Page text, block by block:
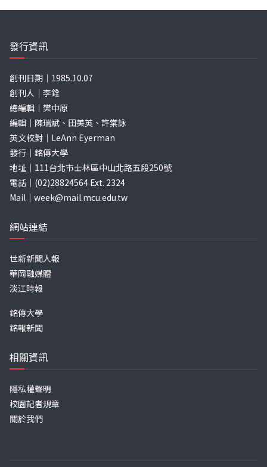
分
頁
發行資訊
創刊日期｜1985.10.07
創刊人｜李銓
總編輯｜樊中原
編輯｜陳瑞斌、田美英、許棠詠
英文校對｜LeAnn Eyerman
發行｜銘傳大學
地址｜111台北市士林區中山北路五段250號
電話｜(02)28824564 Ext. 2324
Mail｜ week@mail.mcu.edu.tw
網站連結
世新新聞人報
華岡融媒體
淡江時報
銘傳大學
銘報新聞
相關資訊
隱私權聲明
校園記者規章
關於我們